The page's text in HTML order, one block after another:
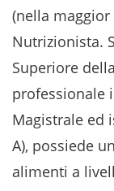
(nella
Nutrizionista.
Superiore
professionale
Magistrale ed
A), possiede
alimenti a